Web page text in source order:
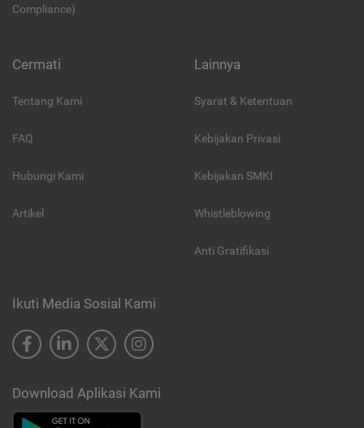
Compliance)
Cermati
Tentang Kami
FAQ
Hubungi Kami
Artikel
Lainnya
Syarat & Ketentuan
Kebijakan Privasi
Kebijakan SMKI
Whistleblowing
Anti Gratifikasi
Ikuti Media Sosial Kami
Download Aplikasi Kami